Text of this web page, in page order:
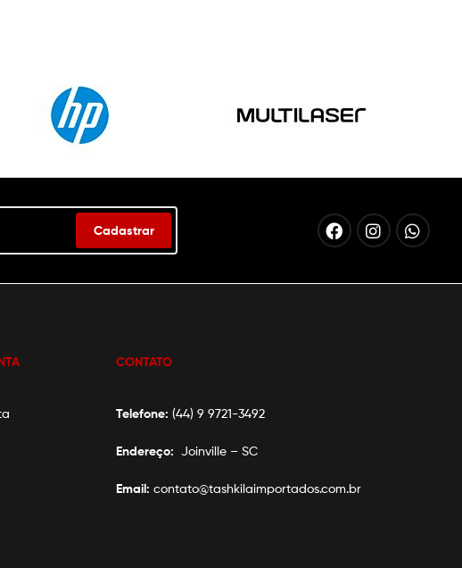
Cadastrar
CONTATO
Telefone: (44) 9 9721-3492
Endereço: Joinville – SC
Email: contato@tashkilaimportados.com.br